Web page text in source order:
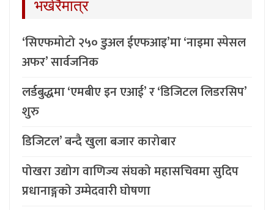
भर्खरैमात्र
‘सिएफमोटो २५० डुअल ईएफआइ’मा ‘नाइमा स्पेसल
अफर’ सार्वजनिक
लर्डबुद्धमा ‘एमबीए इन एआई’ र ‘डिजिटल लिडरसिप’
शुरु
डिजिटल’ बन्दै खुला बजार कारोबार
पोखरा उद्योग वाणिज्य संघको महासचिवमा सुदिप
प्रधानाङ्गको उम्मेदवारी घोषणा